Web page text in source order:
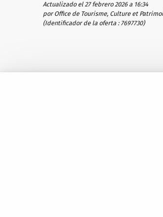
Actualizado el 27 febrero 2026 a 16:34
por Office de Tourisme, Culture et
(Identificador de la oferta : 7697730)